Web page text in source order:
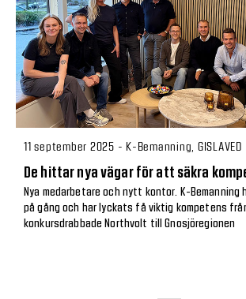
11 september 2025 - K-Bemanning, GISLAVED
De hittar nya vägar för att säkra
Nya medarbetare och nytt kontor. K-Bemanning
på gång och har lyckats få viktig kompetens
konkursdrabbade Northvolt till Gnosjöregionen